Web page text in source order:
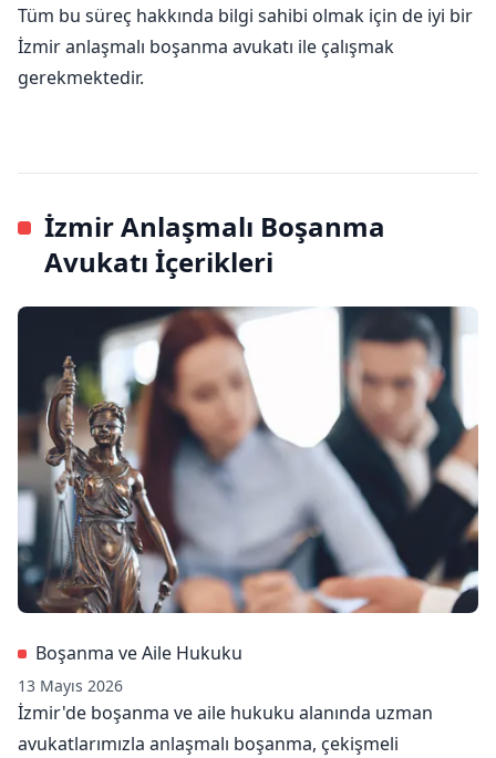
Tüm bu süreç hakkında bilgi sahibi olmak için de iyi bir
İzmir anlaşmalı boşanma avukatı ile çalışmak
gerekmektedir.
İzmir Anlaşmalı Boşanma
Avukatı İçerikleri
Boşanma ve Aile Hukuku
13 Mayıs 2026
İzmir'de boşanma ve aile hukuku alanında uzman
avukatlarımızla anlaşmalı boşanma, çekişmeli